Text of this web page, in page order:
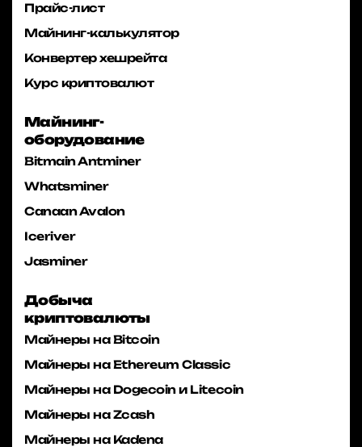
Прайс-лист
Майнинг-калькулятор
Конвертер хешрейта
Курс криптовалют
Майнинг-
оборудование
Bitmain Antminer
Whatsminer
Canaan Avalon
Iceriver
Jasminer
Добыча
криптовалюты
Майнеры на Bitcoin
Майнеры на Ethereum Classic
Майнеры на Dogecoin и Litecoin
Майнеры на Zcash
Майнеры на Kadena